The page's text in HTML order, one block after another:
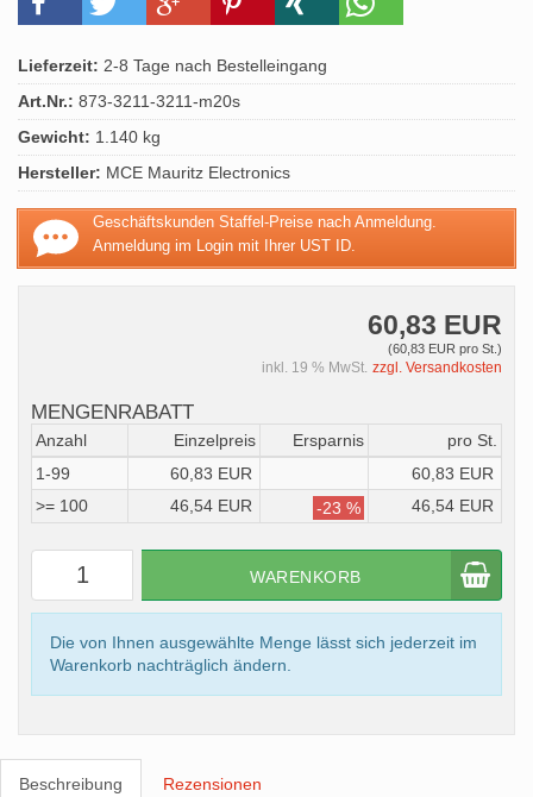
Lieferzeit: 2-8 Tage nach Bestelleingang
Art.Nr.: 873-3211-3211-m20s
Gewicht: 1.140 kg
Hersteller: MCE Mauritz Electronics
Geschäftskunden Staffel-Preise nach Anmeldung.
Anmeldung im Login mit Ihrer UST ID.
60,83 EUR
(60,83 EUR pro St.)
inkl. 19 % MwSt. zzgl. Versandkosten
MENGENRABATT
Anzahl Einzelpreis Ersparnis
pro St.
1-99
60,83 EUR
60,83 EUR
>= 100
46,54 EUR -23 % 46,54 EUR
WARENKORB
Die von Ihnen ausgewählte Menge lässt sich jederzeit im
Warenkorb nachträglich ändern.
Beschreibung Rezensionen